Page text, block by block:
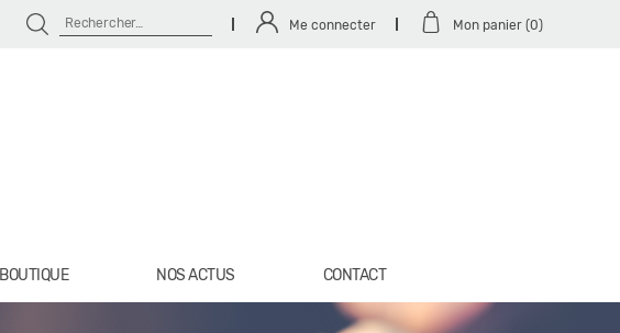
Rechercher : Me connecter Mon panier (0)
BOUTIQUE NOS ACTUS CONTACT